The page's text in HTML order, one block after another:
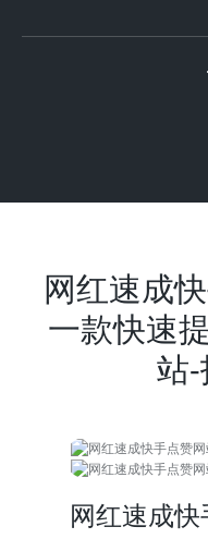
网红速成
一款快速
站
网红速成